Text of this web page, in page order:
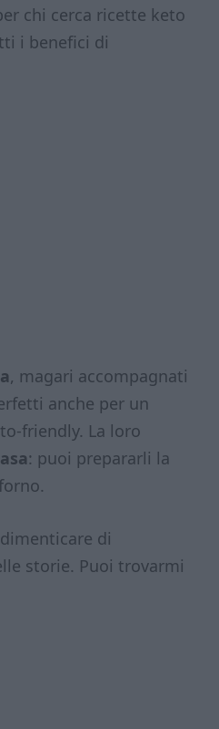
chi cerca ricette keto
i benefici di
, magari accompagnati
anche per un
friendly. La loro
: puoi prepararli la
di
storie. Puoi trovarmi